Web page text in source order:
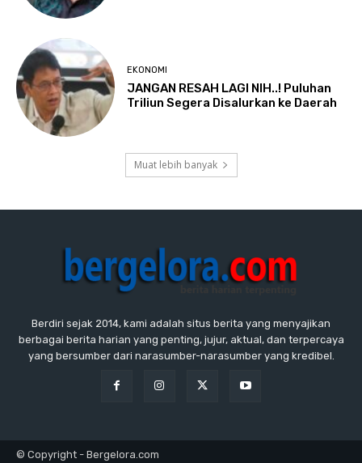
EKONOMI
JANGAN RESAH LAGI NIH..! Puluhan
Triliun Segera Disalurkan ke Daerah
Muat lebih banyak
Berdiri sejak 2014, kami adalah situs berita yang menyajikan
berbagai berita harian yang penting, jujur, aktual, dan terpercaya
yang bersumber dari narasumber-narasumber yang kredibel.
© Copyright - Bergelora.com